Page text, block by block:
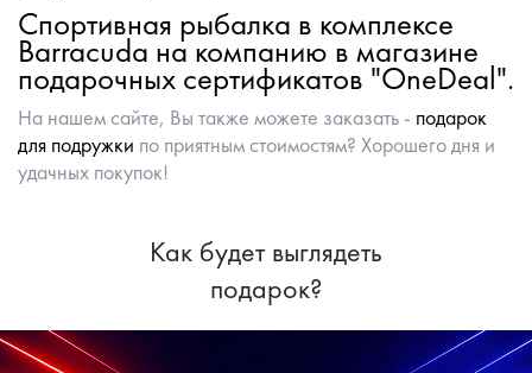
Спортивная рыбалка в комплексе
Barracuda на компанию в магазине
подарочных сертификатов "OneDeal".
На нашем сайте, Вы также можете заказать - подарок
для подружки по приятным стоимостям? Хорошего дня и
удачных покупок!
Как будет выглядеть
подарок?